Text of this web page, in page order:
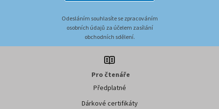
Odesláním souhlasíte se zpracováním
osobních údajů za účelem zasílání
obchodních sdělení.
Pro čtenáře
Předplatné
Dárkové certifikáty